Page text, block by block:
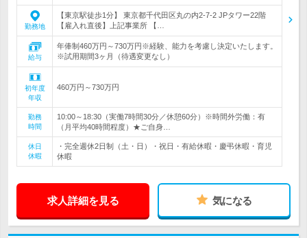
勤務地
【東京駅徒歩1分】 東京都千代田区丸の内2-7-2 JPタワー22階
【雇入れ直後】上記事業所 【…
給与
年俸制460万円～730万円※経験、能力を考慮し決定いたします。
※試用期間3ヶ月（待遇変更なし）
初年度
年収
460万円～730万円
勤務
時間
10:00～18:30（実働7時間30分／休憩60分）※時間外労働：有
（月平均40時間程度）★ご自身…
休日
休暇
・完全週休2日制（土・日）・祝日・有給休暇・慶弔休暇・育児
休暇
求人詳細を見る 気になる